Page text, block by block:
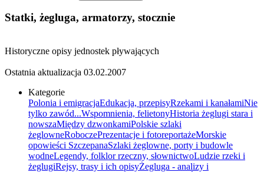
Statki, żegluga, armatorzy, stocznie
Historyczne opisy jednostek pływających
Ostatnia aktualizacja 03.02.2007
Kategorie
Polonia i emigracjaEdukacja, przepisyRzekami i kanałamiNie
tylko zawód...Wspomnienia, felietonyHistoria żeglugi stara i
nowszaMiędzy dzwonkamiPolskie szlaki
żeglowneRoboczePrezentacje i fotoreportażeMorskie
opowieści SzczepanaSzlaki żeglowne, porty i budowle
wodneLegendy, folklor rzeczny, słownictwoLudzie rzeki i
żeglugiRejsy, trasy i ich opisyŻegluga - analizy i